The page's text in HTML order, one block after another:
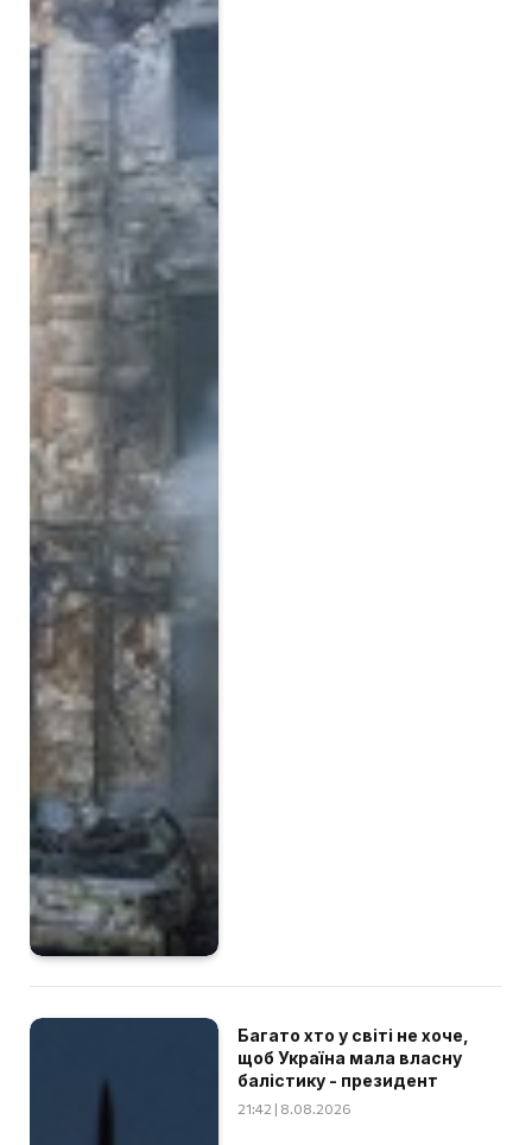
Багато хто у світі не хоче,
щоб Україна мала власну
балістику - президент
21:42 | 8.08.2026